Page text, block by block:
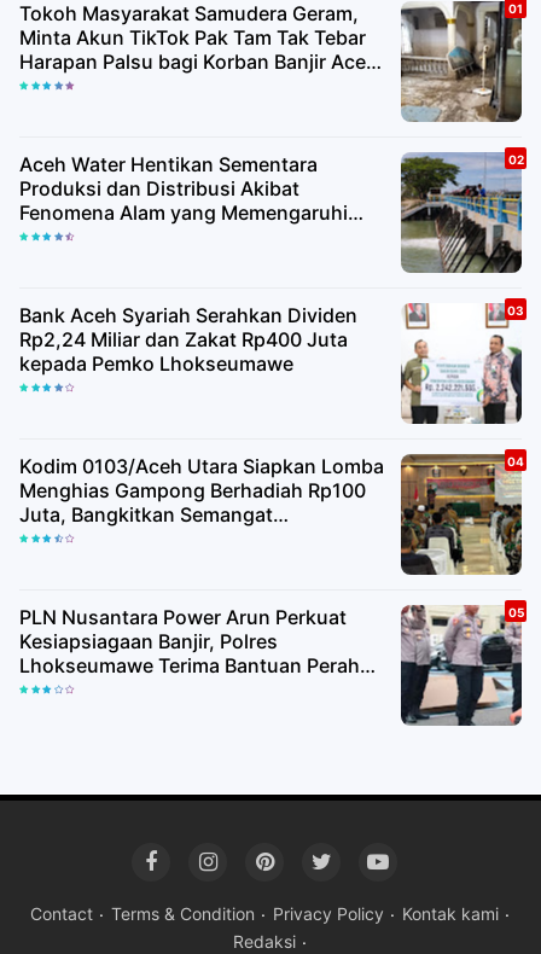
Tokoh Masyarakat Samudera Geram,
Minta Akun TikTok Pak Tam Tak Tebar
Harapan Palsu bagi Korban Banjir Aceh
Utara
Aceh Water Hentikan Sementara
Produksi dan Distribusi Akibat
Fenomena Alam yang Memengaruhi
Kualitas Air Baku
Bank Aceh Syariah Serahkan Dividen
Rp2,24 Miliar dan Zakat Rp400 Juta
kepada Pemko Lhokseumawe
Kodim 0103/Aceh Utara Siapkan Lomba
Menghias Gampong Berhadiah Rp100
Juta, Bangkitkan Semangat
Kemerdekaan hingga Pelosok Desa
PLN Nusantara Power Arun Perkuat
Kesiapsiagaan Banjir, Polres
Lhokseumawe Terima Bantuan Perahu
Karet
Contact Terms & Condition Privacy Policy
Kontak kami
Redaksi